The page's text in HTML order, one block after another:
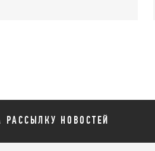
РАССЫЛКУ НОВОСТЕЙ